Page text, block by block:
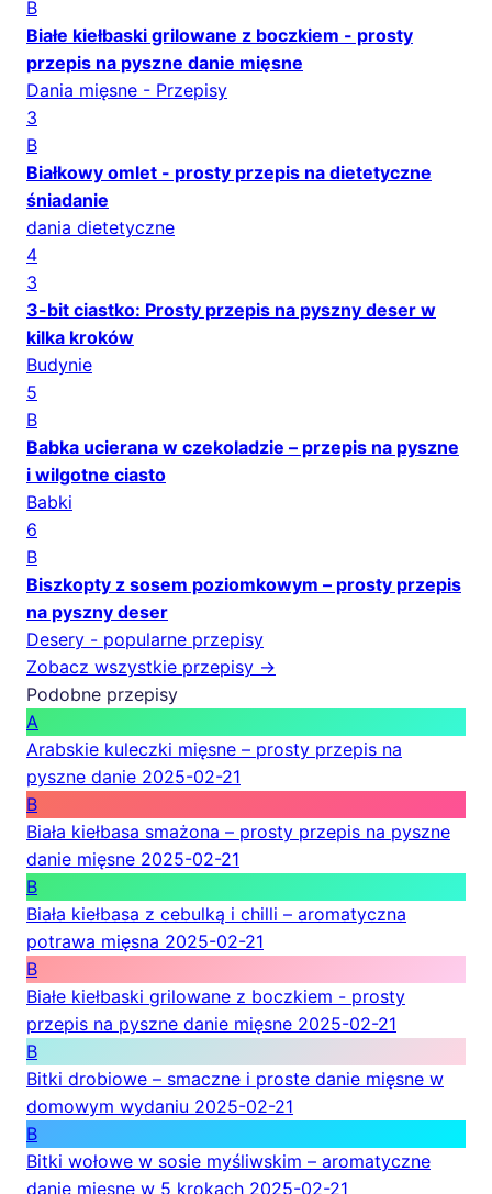
B
Białe kiełbaski grilowane z boczkiem - prosty
przepis na pyszne danie mięsne
Dania mięsne - Przepisy
3
B
Białkowy omlet - prosty przepis na dietetyczne
śniadanie
dania dietetyczne
4
3
3-bit ciastko: Prosty przepis na pyszny deser w
kilka kroków
Budynie
5
B
Babka ucierana w czekoladzie – przepis na pyszne
i wilgotne ciasto
Babki
6
B
Biszkopty z sosem poziomkowym – prosty przepis
na pyszny deser
Desery - popularne przepisy
Zobacz wszystkie przepisy →
Podobne przepisy
A
Arabskie kuleczki mięsne – prosty przepis na
pyszne danie 2025-02-21
B
Biała kiełbasa smażona – prosty przepis na pyszne
danie mięsne 2025-02-21
B
Biała kiełbasa z cebulką i chilli – aromatyczna
potrawa mięsna 2025-02-21
B
Białe kiełbaski grilowane z boczkiem - prosty
przepis na pyszne danie mięsne 2025-02-21
B
Bitki drobiowe – smaczne i proste danie mięsne w
domowym wydaniu 2025-02-21
B
Bitki wołowe w sosie myśliwskim – aromatyczne
danie mięsne w 5 krokach 2025-02-21